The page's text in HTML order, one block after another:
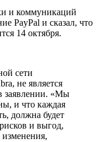
и коммуникаций
PayPal и сказал, что
14 октября.
сети
не является
заявлении. «Мы
и что каждая
должна будет
и выгод,